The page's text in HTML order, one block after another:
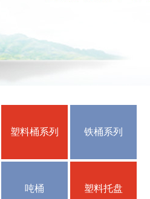
塑料桶系列 铁桶系列
吨桶 塑料托盘